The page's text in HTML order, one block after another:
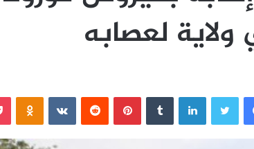
فيسبوك لينكدإن بينتيريست